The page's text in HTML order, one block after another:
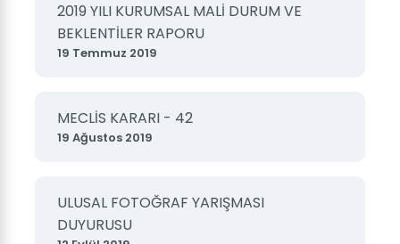
2019 YILI KURUMSAL MALİ DURUM VE
BEKLENTİLER RAPORU
19 Temmuz 2019
MECLİS KARARI - 42
19 Ağustos 2019
ULUSAL FOTOĞRAF YARIŞMASI
DUYURUSU